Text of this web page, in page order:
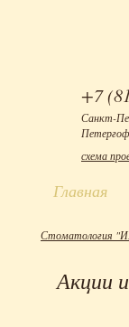
+7
Санкт-
схема
Главная
Стоматология
Акции